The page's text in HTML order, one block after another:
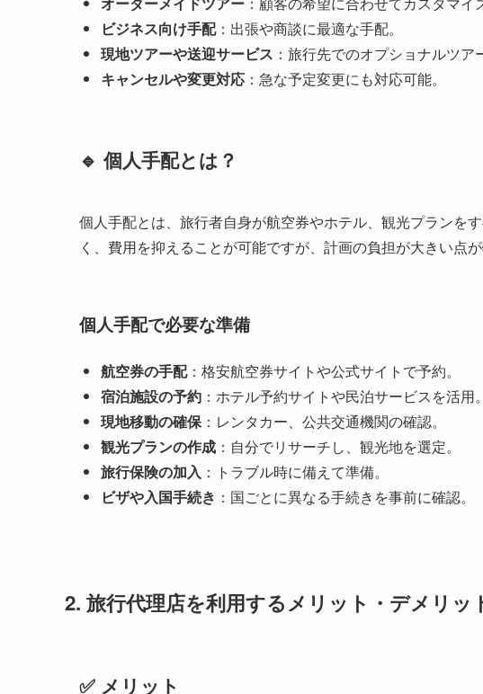
ビジネス向け手配：出張や商談に最適な手配。
現地ツアーや送迎サービス ：旅行先でのオプショナルツア
キャンセルや変更対応 ：急な予定変更にも対応可能。
🔹 個人手配とは？
個人手配とは、旅行者自身が航空券やホテル、観光プランを
く、費用を抑えることが可能ですが、計画の負担が大きい点が
個人手配で必要な準備
航空券の手配：格安航空券サイトや公式サイトで予約。
宿泊施設の予約 ：ホテル予約サイトや民泊サービスを活用。
現地移動の確保：レンタカー、公共交通機関の確認。
観光プランの作成 ：自分でリサーチし、観光地を選定。
旅行保険の加入 ：トラブル時に備えて準備。
ビザや入国手続き ：国ごとに異なる手続きを事前に確認。
2. 旅行代理店を利用するメリット・デメリッ
✅ メリット